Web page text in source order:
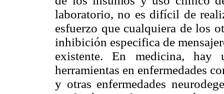
laboratorio, no es difícil de
esfuerzo que cualquiera de los
inhibición especifica de
existente. En medicina, hay
herramientas en enfermedades
y otras enfermedades